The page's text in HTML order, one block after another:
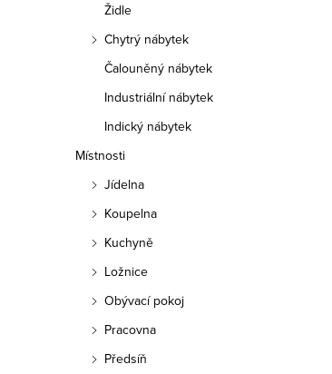
Židle
Chytrý nábytek
Čalouněný nábytek
Industriální nábytek
Indický nábytek
Místnosti
Jídelna
Koupelna
Kuchyně
Ložnice
Obývací pokoj
Pracovna
Předsíň